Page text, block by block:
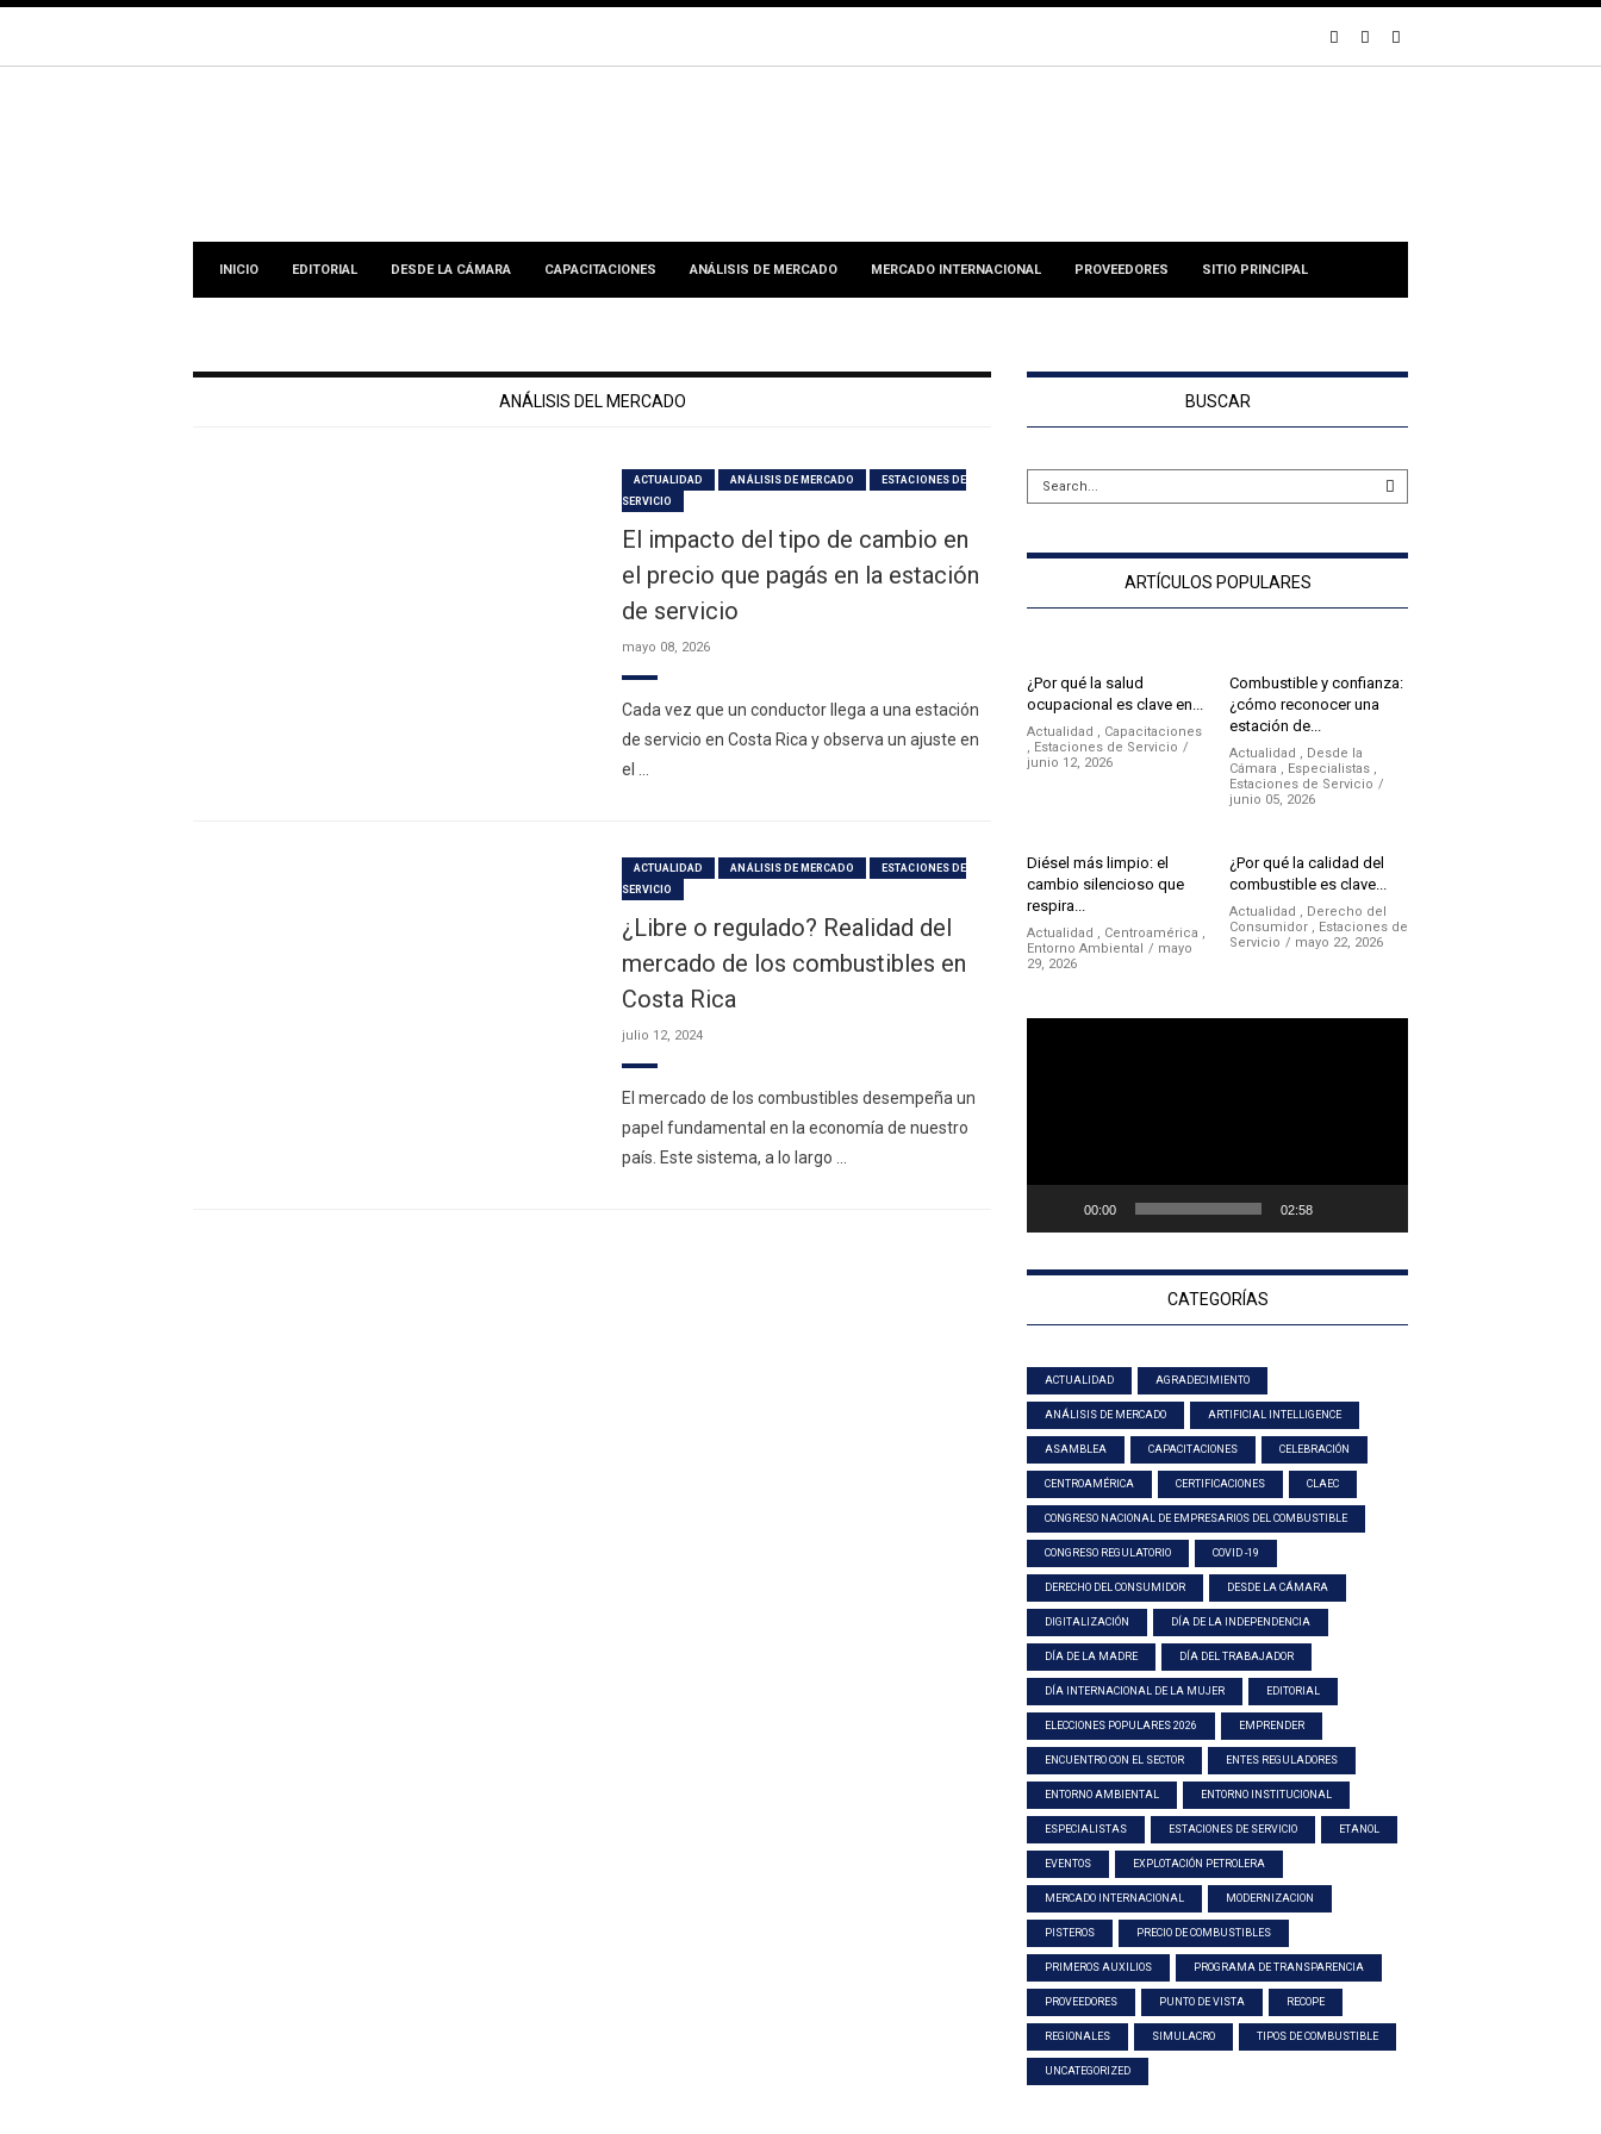
INICIO EDITORIAL DESDE LA CÁMARA CAPACITACIONES ANÁLISIS DE MERCADO MERCADO INTERNACIONAL PROVEEDORES SITIO PRINCIPAL
ANÁLISIS DEL MERCADO
ACTUALIDAD ANÁLISIS DE MERCADO
ESTACIONES DE
SERVICIO
El impacto del tipo de cambio en
el precio que pagás en la estación
de servicio
mayo 08, 2026
Cada vez que un conductor llega a una estación
de servicio en Costa Rica y observa un ajuste en
el …
ACTUALIDAD ANÁLISIS DE MERCADO
ESTACIONES DE
SERVICIO
¿Libre o regulado? Realidad del
mercado de los combustibles en
Costa Rica
julio 12, 2024
El mercado de los combustibles desempeña un
papel fundamental en la economía de nuestro
país. Este sistema, a lo largo …
BUSCAR
ARTÍCULOS POPULARES
¿Por qué la salud
ocupacional es clave en...
Actualidad , Capacitaciones
, Estaciones de Servicio
junio 12, 2026
Combustible y confianza:
¿cómo reconocer una
estación de...
Actualidad , Desde la
Cámara , Especialistas ,
Estaciones de Servicio
junio 05, 2026
Diésel más limpio: el
cambio silencioso que
respira...
Actualidad , Centroamérica ,
Entorno Ambiental
mayo
29, 2026
¿Por qué la calidad del
combustible es clave...
Actualidad , Derecho del
Consumidor , Estaciones de
Servicio
mayo 22, 2026
00:00 02:58
CATEGORÍAS
ACTUALIDAD AGRADECIMIENTO
ANÁLISIS DE MERCADO ARTIFICIAL INTELLIGENCE
ASAMBLEA CAPACITACIONES CELEBRACIÓN
CENTROAMÉRICA CERTIFICACIONES CLAEC
CONGRESO NACIONAL DE EMPRESARIOS DEL COMBUSTIBLE
CONGRESO REGULATORIO COVID -19
DERECHO DEL CONSUMIDOR DESDE LA CÁMARA
DIGITALIZACIÓN DÍA DE LA INDEPENDENCIA
DÍA DE LA MADRE DÍA DEL TRABAJADOR
DÍA INTERNACIONAL DE LA MUJER EDITORIAL
ELECCIONES POPULARES 2026 EMPRENDER
ENCUENTRO CON EL SECTOR ENTES REGULADORES
ENTORNO AMBIENTAL ENTORNO INSTITUCIONAL
ESPECIALISTAS ESTACIONES DE SERVICIO ETANOL
EVENTOS EXPLOTACIÓN PETROLERA
MERCADO INTERNACIONAL MODERNIZACION
PISTEROS PRECIO DE COMBUSTIBLES
PRIMEROS AUXILIOS PROGRAMA DE TRANSPARENCIA
PROVEEDORES PUNTO DE VISTA RECOPE
REGIONALES SIMULACRO TIPOS DE COMBUSTIBLE
UNCATEGORIZED